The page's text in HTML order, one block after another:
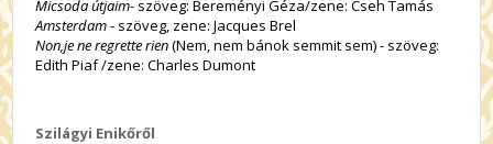
Micsoda útjaim- szöveg: Bereményi Géza/zene: Cseh Tamás
Amsterdam- szöveg, zene: Jacques Brel
Non,je ne regrette rien(Nem, nem bánok semmit sem) - szöveg:
Edith Piaf /zene: Charles Dumont
Szilágyi Enikőről